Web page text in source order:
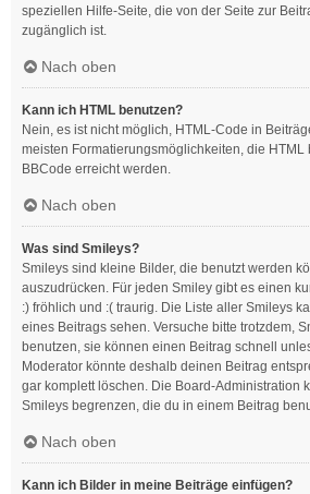
speziellen Hilfe-Seite, die von der Seite zur
zugänglich ist.
Nach oben
Kann ich HTML benutzen?
Nein, es ist nicht möglich, HTML-Code in
meisten Formatierungsmöglichkeiten, die HTML
BBCode erreicht werden.
Nach oben
Was sind Smileys?
Smileys sind kleine Bilder, die benutzt werden
auszudrücken. Für jeden Smiley gibt es einen
:) fröhlich und :( traurig. Die Liste aller Smileys
eines Beitrags sehen. Versuche bitte trotzdem,
benutzen, sie können einen Beitrag schnell
Moderator könnte deshalb deinen Beitrag
gar komplett löschen. Die Board-Administration
Smileys begrenzen, die du in einem Beitrag
Nach oben
Kann ich Bilder in meine Beiträge einfügen?